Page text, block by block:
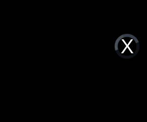
Video
Player
is
loading.